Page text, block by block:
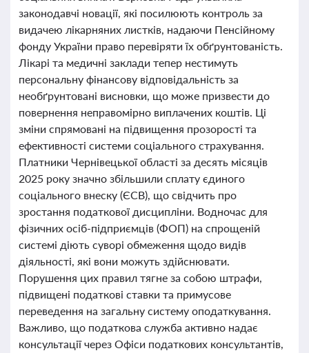
законодавчі новації, які посилюють контроль за
видачею лікарняних листків, надаючи Пенсійному
фонду України право перевіряти їх обґрунтованість.
Лікарі та медичні заклади тепер нестимуть
персональну фінансову відповідальність за
необґрунтовані висновки, що може призвести до
повернення неправомірно виплачених коштів. Ці
зміни спрямовані на підвищення прозорості та
ефективності системи соціального страхування.
Платники Чернівецької області за десять місяців
2025 року значно збільшили сплату єдиного
соціального внеску (ЄСВ), що свідчить про
зростання податкової дисципліни. Водночас для
фізичних осіб-підприємців (ФОП) на спрощеній
системі діють суворі обмеження щодо видів
діяльності, які вони можуть здійснювати.
Порушення цих правил тягне за собою штрафи,
підвищені податкові ставки та примусове
переведення на загальну систему оподаткування.
Важливо, що податкова служба активно надає
консультації через Офіси податкових консультантів,